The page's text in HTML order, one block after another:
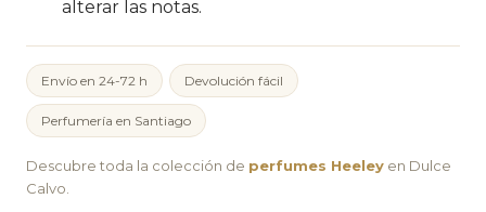
alterar las notas.
Envío en 24-72 h Devolución fácil
Perfumería en Santiago
Descubre toda la colección de perfumes Heeley en Dulce
Calvo.